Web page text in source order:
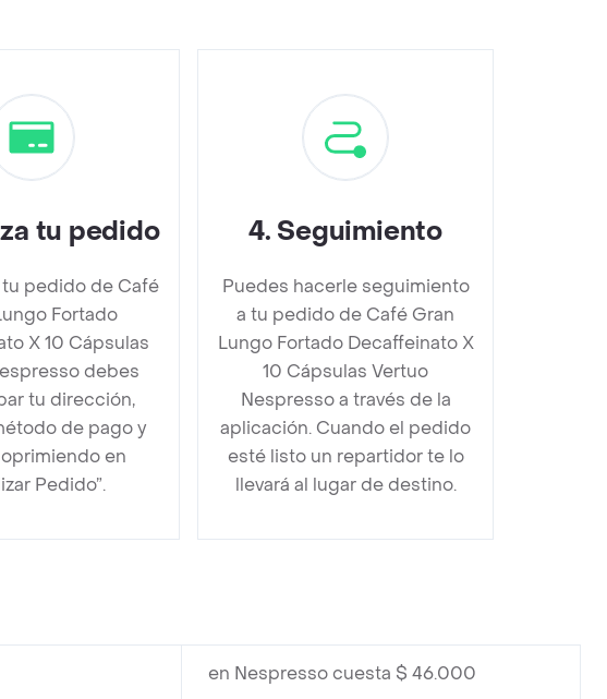
tu pedido
tu pedido de Café
Fortado
X 10 Cápsulas
debes
tu dirección,
de pago y
en
Pedido”.
4. Seguimiento
Puedes hacerle seguimiento
a tu pedido de Café Gran
Lungo Fortado Decaffeinato X
10 Cápsulas Vertuo
Nespresso a través de la
aplicación. Cuando el pedido
esté listo un repartidor te lo
llevará al lugar de destino.
en Nespresso cuesta $ 46.000